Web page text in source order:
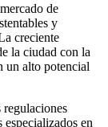
de
y
creciente
la ciudad con la
un alto potencial
regulaciones
en